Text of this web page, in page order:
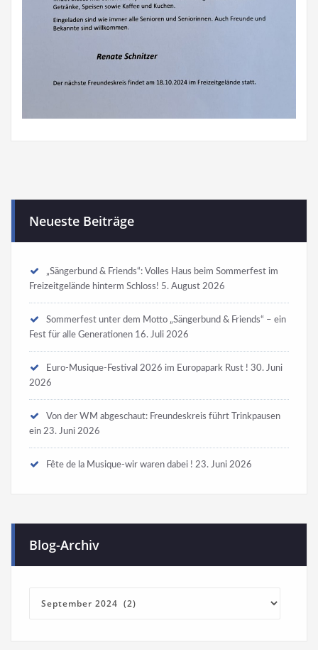
Neueste Beiträge
„Sängerbund & Friends“: Volles Haus beim Sommerfest im
Freizeitgelände hinterm Schloss! 5. August 2026
Sommerfest unter dem Motto „Sängerbund & Friends“ – ein
Fest für alle Generationen 16. Juli 2026
Euro-Musique-Festival 2026 im Europapark Rust ! 30. Juni
2026
Von der WM abgeschaut: Freundeskreis führt Trinkpausen
ein 23. Juni 2026
Fête de la Musique-wir waren dabei ! 23. Juni 2026
Blog-Archiv
Archiv